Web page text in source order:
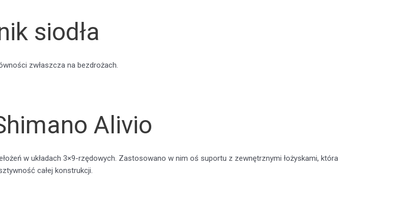
siodła
zwłaszcza na bezdrożach.
Alivio
w układach 3×9-rzędowych. Zastosowano w nim oś suportu z zewnętrznymi łożyskami, która
całej konstrukcji.